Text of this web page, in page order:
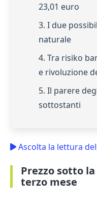
23,01 euro
3. I due
naturale
4. Tra risiko
e rivoluzione
5. Il parere
sottostanti
Ascolta la lettura
Prezzo sotto
terzo mese